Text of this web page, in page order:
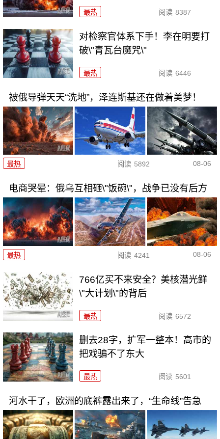
最热 阅读 8387
对检察官体系下手！李在明要打
破\"青瓦台魔咒\"
最热 阅读 6446
被俄导弹天天“洗地”，泽连斯基还在做着美梦！
最热 阅读 5892 08-06
电商哭晕：俄乌互相砸\"饭碗\"，战争已没有后方
最热 阅读 4241 08-06
766亿买不来安全？美核潜光鲜
\"大计划\"的背后
最热 阅读 6572
删去28字，扩军一整本！高市的
把戏骗不了东大
最热 阅读 5601
河水干了，欧洲的底裤露出来了，“生命线”告急